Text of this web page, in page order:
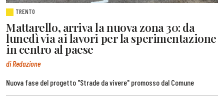
TRENTO
Mattarello, arriva la nuova zona 30: da
lunedì via ai lavori per la sperimentazione
in centro al paese
di Redazione
Nuova fase del progetto "Strade da vivere" promosso dal Comune